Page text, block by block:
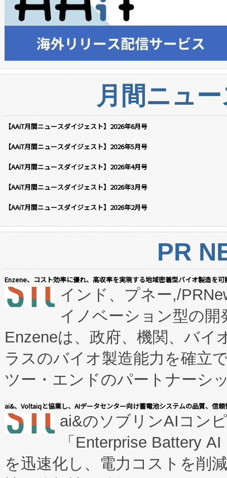
月間ニュ
【AAiT月間ニュースダイジェスト】2026年6月号
【AAiT月間ニュースダイジェスト】2026年5月号
【AAiT月間ニュースダイジェスト】2026年4月号
【AAiT月間ニュースダイジェスト】2026年3月号
【AAiT月間ニュースダイジェスト】2026年2月号
PR
Enzene、コスト効率に優れ、高収率を実現する地域密着型バイオ製造を
インド、プネー,/
イノベーション型の
Enzeneは、政府、機関、バイ
ラスのバイオ製造能力を確立
ツー・エンドのパートナーシ
表しました。 同社の実績ある
manufacturing™ (FCCM™) プ
たNeXは、バイオ医薬品製造
従来のフェッドバッチ施設の
ai&、Voltaiqと協業し、AIデータセンター向け蓄電池システムの品質、信
ai&のソブリンAIコン
「Enterprise Battery
を迅速化し、電力コストを削